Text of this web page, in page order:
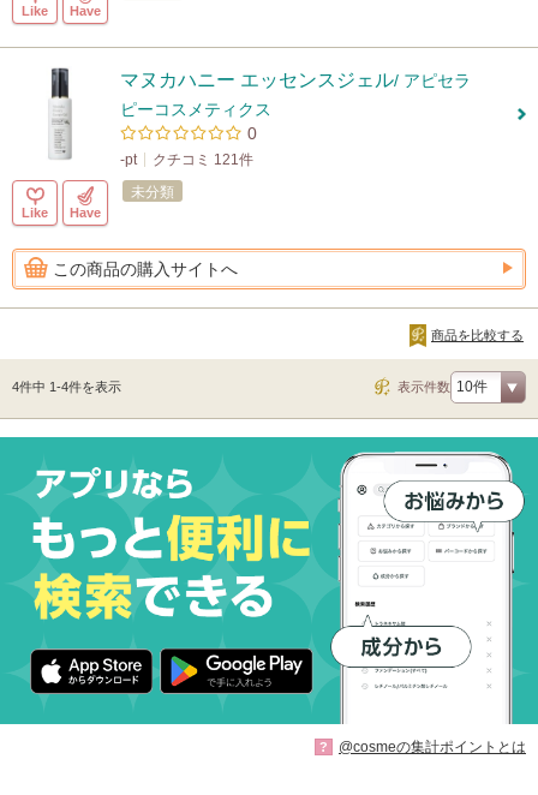
Like Have
マヌカハニー エッセンスジェル/ アピセラ
ピーコスメティクス
0
-pt クチコミ 121件
Like Have
未分類
この商品の購入サイトへ
商品を比較する
4件中 1-4件を表示 表示件数
? @cosmeの集計ポイントとは